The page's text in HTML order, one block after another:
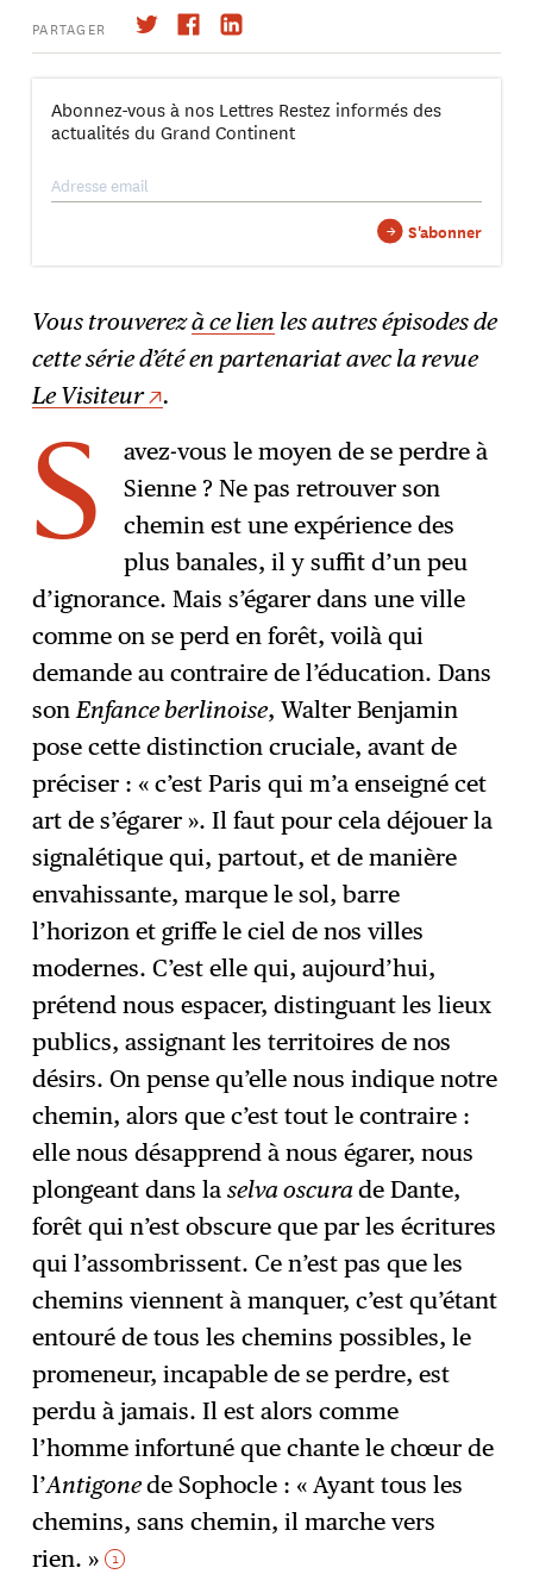
PARTAGER
→
Abonnez-vous à nos Lettres Restez informés des
actualités du Grand Continent
→ S'abonner
Vous trouverezà ce lien les autres épisodes de
cette série d’été en partenariat avec la revue
Le Visiteur
.
S
avez-vous le moyen de se perdre à
Sienne ? Ne pas retrouver son
chemin est une expérience des
plus banales, il y suffit d’un peu
d’ignorance. Mais s’égarer dans une ville
comme on se perd en forêt, voilà qui
demande au contraire de l’éducation. Dans
son Enfance berlinoise, Walter Benjamin
pose cette distinction cruciale, avant de
préciser : « c’est Paris qui m’a enseigné cet
art de s’égarer ». Il faut pour cela déjouer la
signalétique qui, partout, et de manière
envahissante, marque le sol, barre
l’horizon et griffe le ciel de nos villes
modernes. C’est elle qui, aujourd’hui,
prétend nous espacer, distinguant les lieux
publics, assignant les territoires de nos
désirs. On pense qu’elle nous indique notre
chemin, alors que c’est tout le contraire :
elle nous désapprend à nous égarer, nous
plongeant dans laselva oscurade Dante,
forêt qui n’est obscure que par les écritures
qui l’assombrissent. Ce n’est pas que les
chemins viennent à manquer, c’est qu’étant
entouré de tous les chemins possibles, le
promeneur, incapable de se perdre, est
perdu à jamais. Il est alors comme
l’homme infortuné que chante le chœur de
l’Antigonede Sophocle : « Ayant tous les
chemins, sans chemin, il marche vers
rien. » 1